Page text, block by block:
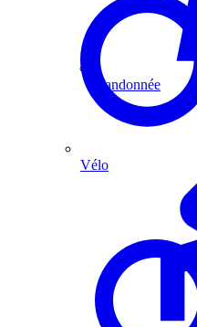
Randonnée
Vélo